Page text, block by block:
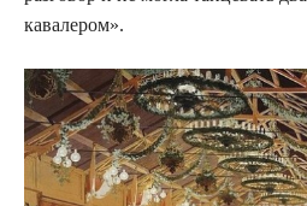
кавалером».